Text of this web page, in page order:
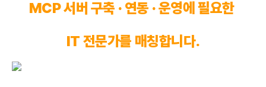
MCP 서버 구축 · 연동 · 운영에 필요한
IT 전문가를 매칭합니다.